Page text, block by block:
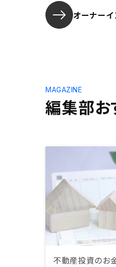
オーナー
編集部お
MAGAZINE
不動産投資のお